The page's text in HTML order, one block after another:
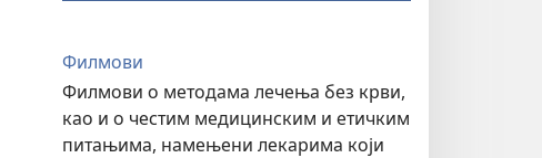
Филмови
Филмови о методама лечења без крви,
као и о честим медицинским и етичким
питањима, намењени лекарима који